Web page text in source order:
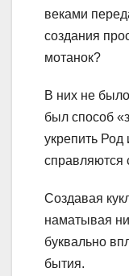
веками
создания
мотанок?
В них не
был способ
укрепить Род
справляются
Создавая
наматывая
буквально
бытия.